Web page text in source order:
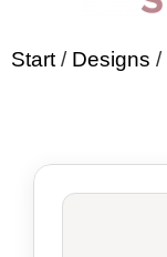
Start/ Designs /